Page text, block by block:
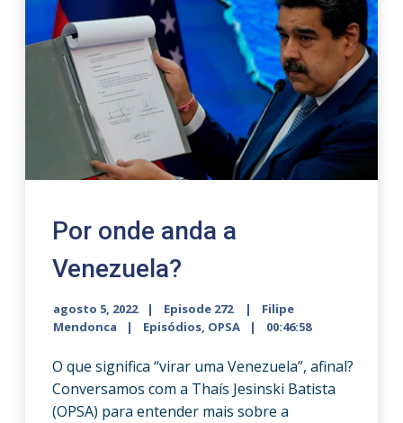
Por onde anda a
Venezuela?
agosto 5, 2022 Episode 272
Filipe
Mendonca
Episódios, OPSA 00:46:58
O que significa “virar uma Venezuela”, afinal?
Conversamos com a Thaís Jesinski Batista
(OPSA) para entender mais sobre a